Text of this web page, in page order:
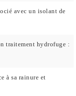
avec un isolant de
traitement hydrofuge :
à sa rainure et